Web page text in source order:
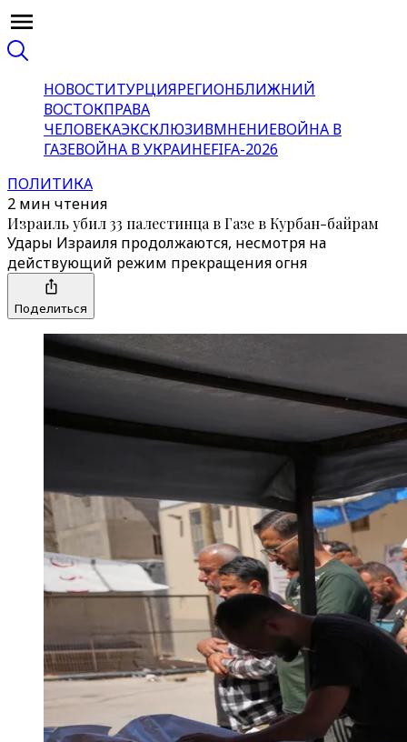
НОВОСТИТУРЦИЯРЕГИОНБЛИЖНИЙ
ВОСТОКПРАВА
ЧЕЛОВЕКАЭКСКЛЮЗИВМНЕНИЕВОЙНА В
ГАЗЕВОЙНА В УКРАИНЕFIFA-2026
ПОЛИТИКА
2 мин чтения
Израиль убил 33 палестинца в Газе в Курбан-байрам
Удары Израиля продолжаются, несмотря на
действующий режим прекращения огня
Поделиться